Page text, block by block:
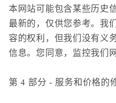
本网站可能包含某些历史
最新的，仅供您参考。我
容的权利，但我们没有义
信息。您同意，监控我们
第 4 部分 - 服务和价格的